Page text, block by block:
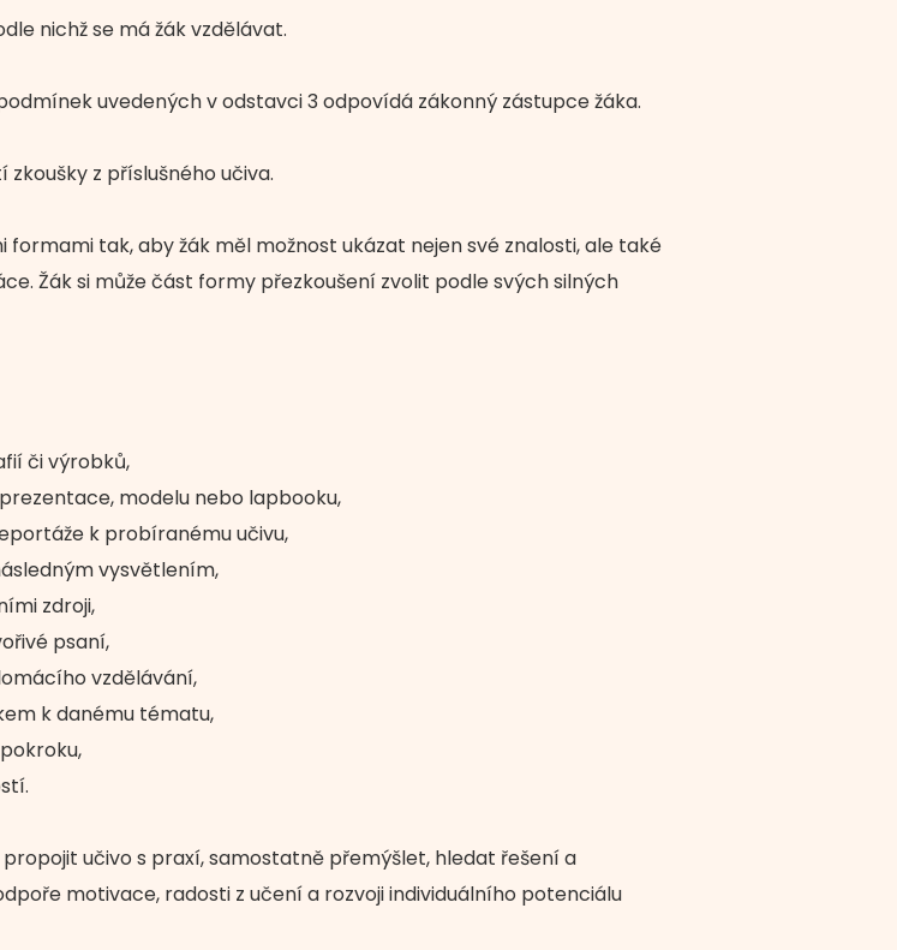
nichž se má žák vzdělávat.
uvedených v odstavci 3 odpovídá zákonný zástupce žáka.
z příslušného učiva.
tak, aby žák měl možnost ukázat nejen své znalosti, ale také
Žák si může část formy přezkoušení zvolit podle svých silných
či výrobků,
modelu nebo lapbooku,
k probíranému učivu,
vysvětlením,
zdroji,
psaní,
vzdělávání,
k danému tématu,
učivo s praxí, samostatně přemýšlet, hledat řešení a
motivace, radosti z učení a rozvoji individuálního potenciálu